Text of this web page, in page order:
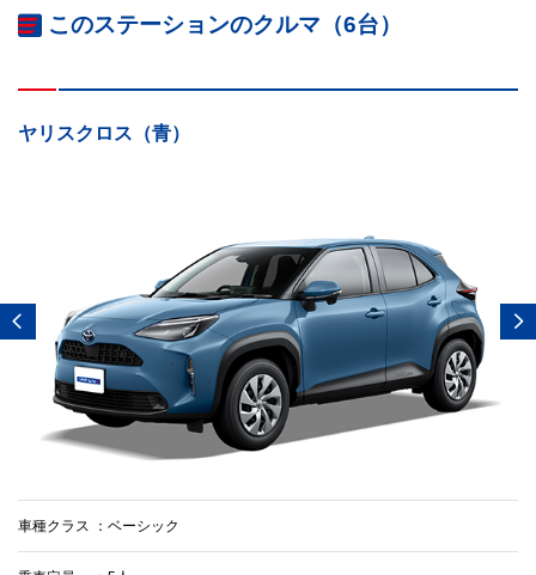
このステーションのクルマ（6台）
ヤリスクロス（青）
車種クラス ベーシック